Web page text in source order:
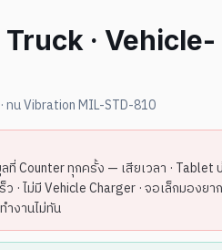
· Vehicle-
ทน Vibration MIL-STD-810
Counter ทุกครั้ง — เสียเวลา · Tablet
ไม่มี Vehicle Charger · จอเล็กมองยา
ำงานไม่ทัน